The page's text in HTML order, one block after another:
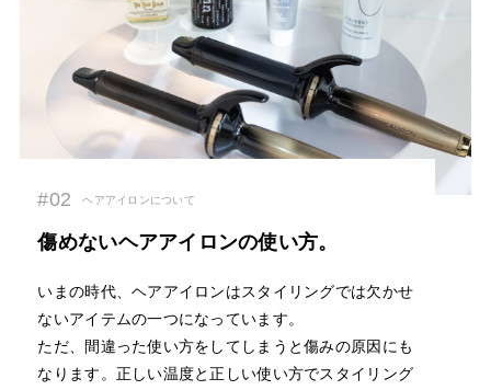
#02 ヘアアイロンについて
傷めないヘアアイロンの使い方。
いまの時代、ヘアアイロンはスタイリングでは欠かせ
ないアイテムの一つになっています。
ただ、間違った使い方をしてしまうと傷みの原因にも
なります。正しい温度と正しい使い方でスタイリング